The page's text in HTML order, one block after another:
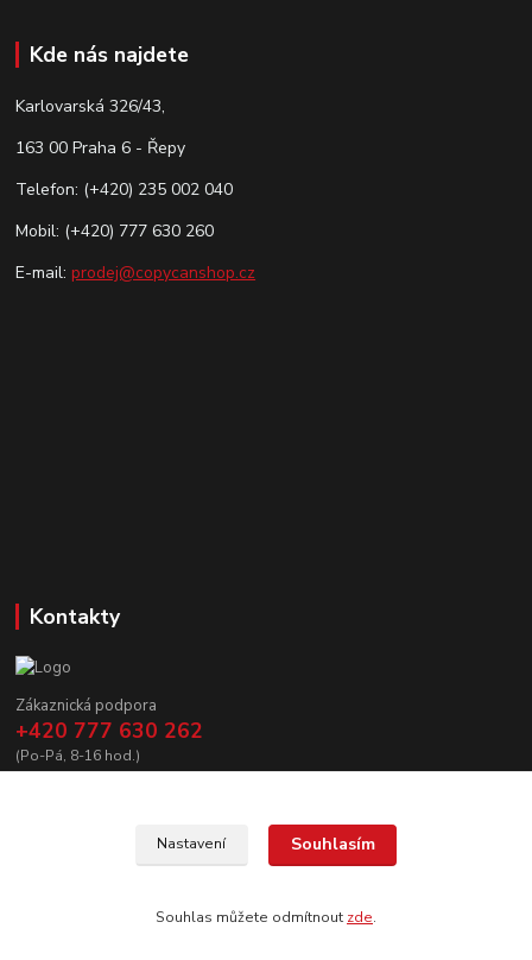
Kde nás najdete
Karlovarská 326/43,
163 00 Praha 6 - Řepy
Telefon: (+420) 235 002 040
Mobil: (+420) 777 630 260
E-mail: prodej@copycanshop.cz
Kontakty
Zákaznická podpora
+420 777 630 262
(Po-Pá, 8-16 hod.)
Nastavení Souhlasím
Souhlas můžete odmítnout zde.